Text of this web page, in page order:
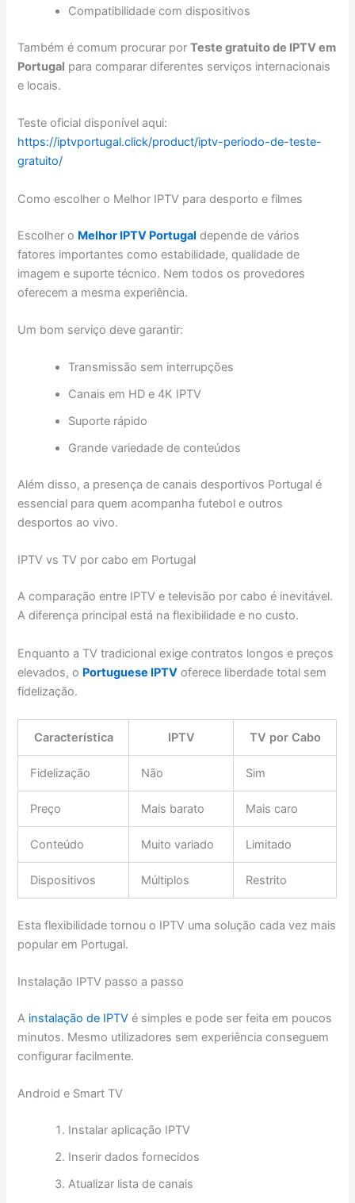
Compatibilidade com dispositivos
Também é comum procurar porTeste gratuito de IPTV em
Portugal para comparar diferentes serviços internacionais
e locais.
Teste oficial disponível aqui:
https://iptvportugal.click/product/iptv-periodo-de-teste-
gratuito/
Como escolher o Melhor IPTV para desporto e filmes
Escolher o Melhor IPTV Portugal depende de vários
fatores importantes como estabilidade, qualidade de
imagem e suporte técnico. Nem todos os provedores
oferecem a mesma experiência.
Um bom serviço deve garantir:
Transmissão sem interrupções
Canais em HD e 4K IPTV
Suporte rápido
Grande variedade de conteúdos
Além disso, a presença de canais desportivos Portugal é
essencial para quem acompanha futebol e outros
desportos ao vivo.
IPTV vs TV por cabo em Portugal
A comparação entre IPTV e televisão por cabo é inevitável.
A diferença principal está na flexibilidade e no custo.
Enquanto a TV tradicional exige contratos longos e preços
elevados, o Portuguese IPTV oferece liberdade total sem
fidelização.
Característica IPTV TV por Cabo
Fidelização Não Sim
Preço Mais barato Mais caro
Conteúdo Muito variado Limitado
Dispositivos Múltiplos Restrito
Esta flexibilidade tornou o IPTV uma solução cada vez mais
popular em Portugal.
Instalação IPTV passo a passo
A instalação de IPTV é simples e pode ser feita em poucos
minutos. Mesmo utilizadores sem experiência conseguem
configurar facilmente.
Android e Smart TV
Instalar aplicação IPTV
Inserir dados fornecidos
Atualizar lista de canais